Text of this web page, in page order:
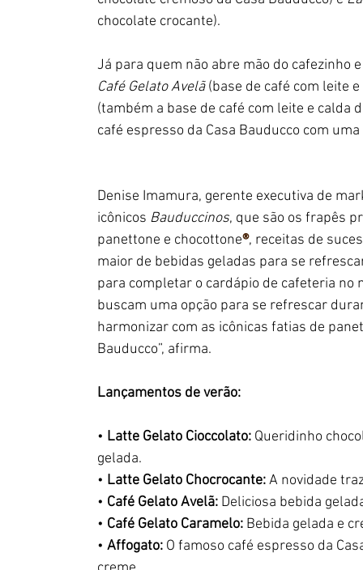
chocolate crocante).
Já para quem não abre mão do cafezinho
Café Gelato Avelã (base de café com leite
(também a base de café com leite e calda
café espresso da Casa Bauducco com
Denise Imamura, gerente executiva de
icônicos Bauduccinos, que são os frapês
panettone e chocottone®, receitas de
maior de bebidas geladas para se
para completar o cardápio de cafeteria
buscam uma opção para se refrescar
harmonizar com as icônicas fatias de
Bauducco”, afirma.
Lançamentos de verão:
• Latte Gelato Cioccolato: Queridinho
gelada.
• Latte Gelato Chocrocante: A novidade
• Café Gelato Avelã: Deliciosa bebida
• Café Gelato Caramelo: Bebida gelada e
• Affogato: O famoso café espresso da